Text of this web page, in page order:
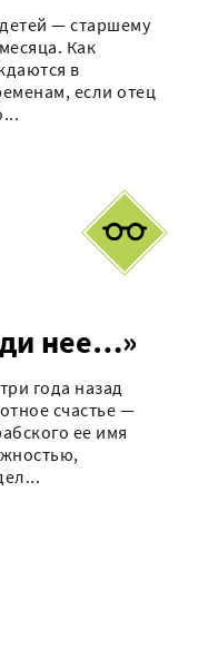
— старшему
Как
в
если отец
нее…»
года назад
счастье —
ее имя